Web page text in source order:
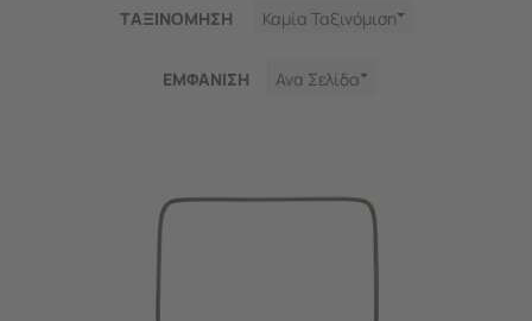
ΤΑΞΙΝΟΜΗΣΗ Καμία Ταξινόμιση
ΕΜΦΑNΙΣΗ Ανα Σελίδα